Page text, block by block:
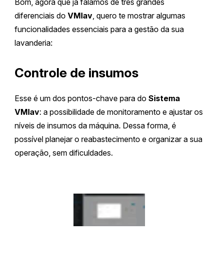
Bom, agora que já falamos de três grandes
diferenciais do VMlav, quero te mostrar algumas
funcionalidades essenciais para a gestão da sua
lavanderia:
Controle de insumos
Esse é um dos pontos-chave para do Sistema
VMlav: a possibilidade de monitoramento e ajustar os
níveis de insumos da máquina. Dessa forma, é
possível planejar o reabastecimento e organizar a sua
operação, sem dificuldades.